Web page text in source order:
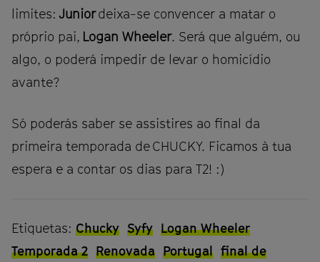
limites: Juniordeixa-se convencer a matar o
próprio pai, Logan Wheeler. Será que alguém, ou
algo, o poderá impedir de levar o homicídio
avante?
Só poderás saber se assistires ao final da
primeira temporada de CHUCKY. Ficamos à tua
espera e a contar os dias para T2! :)
Etiquetas: Chucky Syfy Logan Wheeler
Temporada 2 Renovada Portugal final de